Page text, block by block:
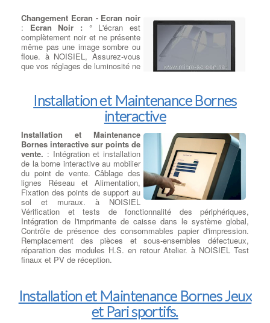
résolution exceptionnelle. à NOISIEL Choisissez entre la
connectivité USB pour les vitesses les plus rapides ou passez
au sans fil avec la connexion WiFi 802.11 prise en charge. Ce
modèle à prix abordable prend facilement en charge des équipes
de cinq personnes maximum.
Changement Ecran - Ecran noir
: Ecran Noir : ° L'écran est
complètement noir et ne présente
même pas une image sombre ou
floue. à NOISIEL, Assurez-vous
que vos réglages de luminosité ne
moniteur externe via la prise vga et si l'image s'affiche
correctement le système de rétro-éclairage doit être défectueux.
Si les 2 sorties possibles VGA / Hdmi ne fonctionnent pas sur un
écran externe, il s'agira de vérifier le Chipset Graphique.
Installation et Maintenance Bornes
interactive
Installation et Maintenance
Bornes interactive sur points de
vente. : Intégration et installation
de la borne interactive au mobilier
du point de vente. Câblage des
lignes Réseau et Alimentation,
Fixation des points de support au
sol et muraux. à NOISIEL
Vérification et tests de fonctionnalité des périphériques,
Intégration de l'imprimante de caisse dans le système global,
Contrôle de présence des consommables papier d'impression.
Remplacement des pièces et sous-ensembles défectueux,
réparation des modules H.S. en retour Atelier. à NOISIEL Test
finaux et PV de réception.
Installation et Maintenance Bornes Jeux
et Pari sportifs.